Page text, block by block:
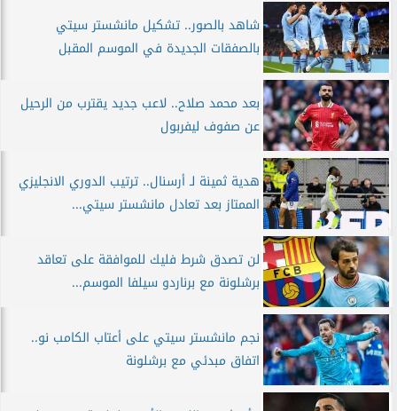
شاهد بالصور.. تشكيل مانشستر سيتي
بالصفقات الجديدة في الموسم المقبل
بعد محمد صلاح.. لاعب جديد يقترب من الرحيل
عن صفوف ليفربول
هدية ثمينة لـ أرسنال.. ترتيب الدوري الانجليزي
الممتاز بعد تعادل مانشستر سيتي...
لن تصدق شرط فليك للموافقة على تعاقد
برشلونة مع برناردو سيلفا الموسم...
نجم مانشستر سيتي على أعتاب الكامب نو..
اتفاق مبدئي مع برشلونة